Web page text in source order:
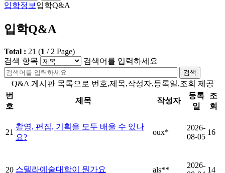
입학정보 입학Q&A
입학Q&A
Total : 21 (1 / 2 Page)
검색 항목
검색어를 입력하세요
검색
Q&A 게시판 목록으로 번호,제목,작성자,등록일,조회 제공
번
호
제목 작성자
등록
일
조
회
21
촬영, 편집, 기획을 모두 배울 수 있나
요?
oux*
2026-
08-05
16
20 스텔라예술대학이 뭔가요 als**
2026-
14